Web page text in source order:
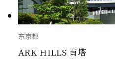
东京都
ARK HILLS 南塔